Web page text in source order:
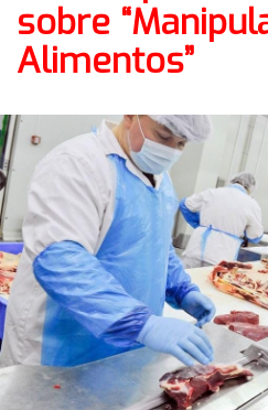
sobre
Alimentos”